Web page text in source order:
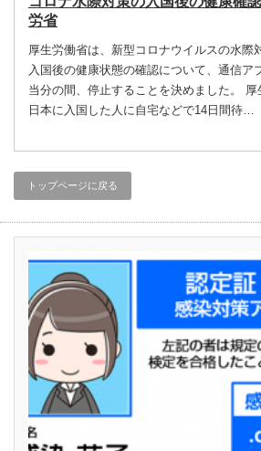
労省
厚生労働省は、新型コロナウイルスの水際
入国後の健康状態の確認について、通信ア
当分の間、停止することを決めました。
日本に入国した人に自宅などで14日間待…
トップページに戻る